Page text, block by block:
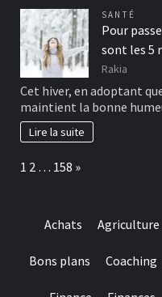
SANTÉ
Pour
sont les 5
Rakia
Cet hiver, en adoptant
maintient la bonne
Lire la suite
Page:
1 2 … 158 Next
»
Achats Agriculture
Bons plans Coaching